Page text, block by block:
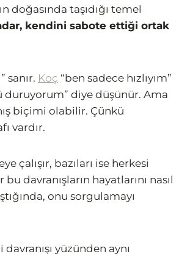
taşıdığı temel
kendini sabote ettiği ortak
sanır. Koç “ben sadece hızlıyım”
duruyorum” diye düşünür. Ama
biçimi olabilir. Çünkü
vardır.
çalışır, bazıları ise herkesi
davranışların hayatlarını nasıl
onu sorgulamayı
yüzünden aynı